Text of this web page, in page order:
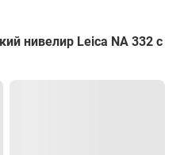
нивелир Leica NA 332 с